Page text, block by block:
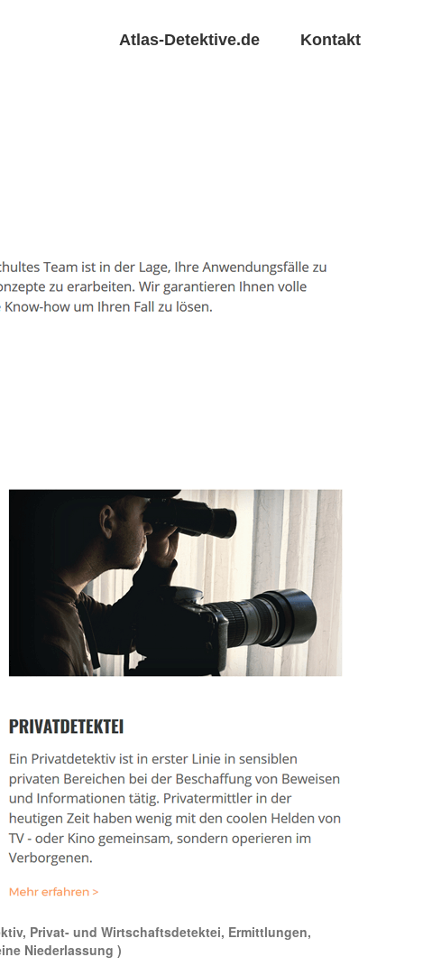
Atlas-Detektive.de Kontakt
Privat- und Wirtschaftsdetektei, Ermittlungen,
Niederlassung )